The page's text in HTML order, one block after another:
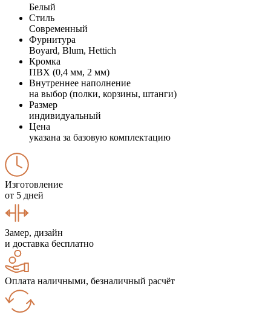
Белый
Стиль
Современный
Фурнитура
Boyard, Blum, Hettich
Кромка
ПВХ (0,4 мм, 2 мм)
Внутреннее наполнение
на выбор (полки, корзины, штанги)
Размер
индивидуальный
Цена
указана за базовую комплектацию
Изготовление
от 5 дней
Замер, дизайн
и доставка бесплатно
Оплата наличными, безналичный расчёт